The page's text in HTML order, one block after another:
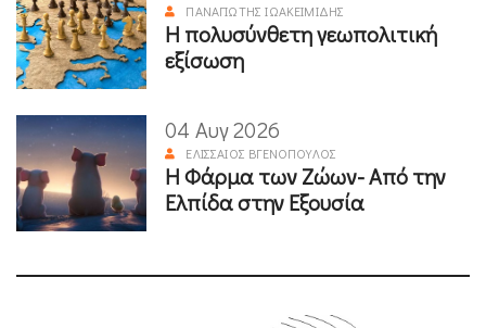
ΠΑΝΑΓΙΏΤΗΣ ΙΩΑΚΕΙΜΊΔΗΣ
Η πολυσύνθετη γεωπολιτική
εξίσωση
04 Αυγ 2026
ΕΛΙΣΣΑΊΟΣ ΒΓΕΝΌΠΟΥΛΟΣ
Η Φάρμα των Ζώων- Από την
Ελπίδα στην Εξουσία